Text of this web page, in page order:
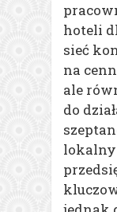
hoteli
sieć
na
ale
do